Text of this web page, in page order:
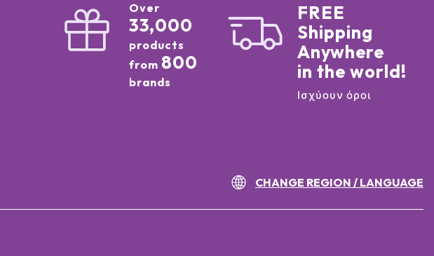
Over
33,000
products
from 800
brands
FREE
Shipping
Anywhere
in the world!
Ισχύουν όροι
CHANGE REGION / LANGUAGE